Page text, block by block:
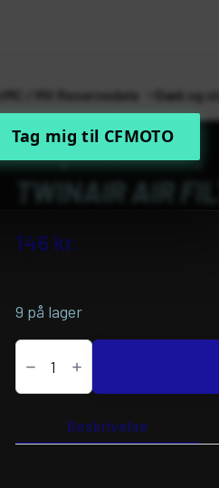
Tag mig til CFMOTO
MC / MX Reservedele Dæk og
Forside MC / MX Reservedele
TWINAIR AIR
146 kr.
9 på lager
Twinair
FILTER
FOR
Beskrivelse